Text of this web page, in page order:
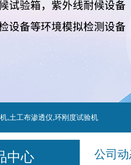
,土工布渗透仪,环刚度试验机
公司
中心